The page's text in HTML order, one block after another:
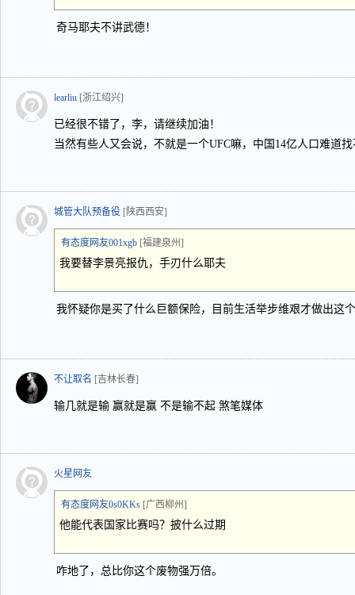
奇马耶夫不讲武德！
learliu [浙江绍兴]
已经很不错了，李，请继续加油！
当然有些人又会说，不就是一个UFC嘛，中国14亿人口难道
城管大队预备役 [陕西西安]
有态度网友001xgb [福建泉州]
我要替李景亮报仇，手刃什么耶夫
我怀疑你是买了什么巨额保险，目前生活举步维艰才做出这
不让取名 [吉林长春]
输几就是输 赢就是赢 不是输不起 煞笔媒体
火星网友
有态度网友0s0KKs [广西柳州]
他能代表国家比赛吗？披什么过期
咋地了，总比你这个废物强万倍。